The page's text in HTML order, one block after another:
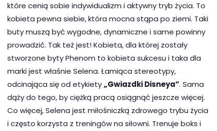
które cenią sobie indywidualizm i aktywny tryb życia. To
kobieta pewna siebie, która mocna stąpa po ziemi. Taki
buty muszą być wygodne, dynamiczne i same powinny
prowadzić. Tak też jest! Kobieta, dla której zostały
stworzone byty Phenom to kobieta sukcesu i taka dla
marki jest właśnie Selena. Łamiąca stereotypy,
odcinająca się od etykiety„Gwiazdki Disneya”. Sama
dąży do tego, by ciężką pracą osiągnąć jeszcze więcej.
Co więcej, Selena jest miłośniczką zdrowego trybu życia
i często korzysta z treningów na siłowni. Trenuje boks i